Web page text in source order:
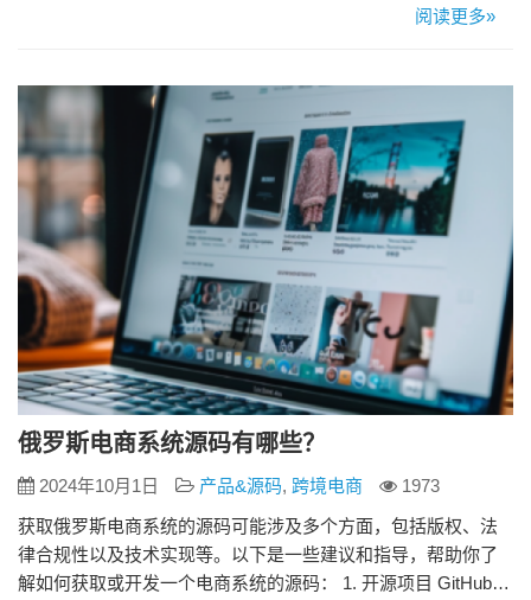
商品征收 10% 消费税。这一变动，让 2024 年涌入欧盟的 46 亿
关、降…
阅读更多»
俄罗斯电商系统源码有哪些？
2024年10月1日 产品&源码, 跨境电商
1973
获取俄罗斯电商系统的源码可能涉及多个方面，包括版权、法
律合规性以及技术实现等。以下是一些建议和指导，帮助你了
解如何获取或开发一个电商系统的源码： 1. 开源项目 GitHub、